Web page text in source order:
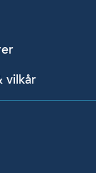
vilkår